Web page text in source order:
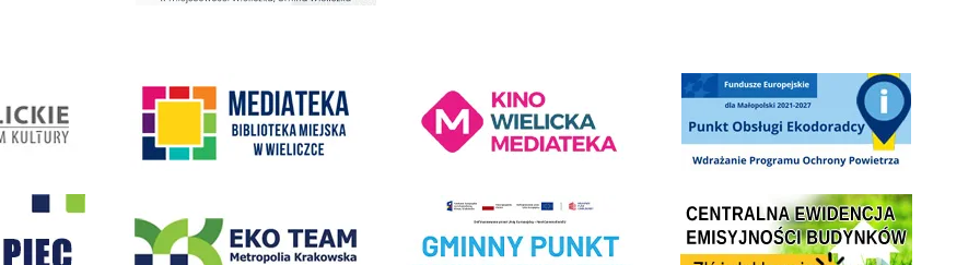
Punkt Obsługi Ekodoradcy Wieliczka
Wieliczka Realizacja Programu Czyste Powietrze w Gminie WieliczkaCentrala Ewidencja Emisyjności Budynków - złóż